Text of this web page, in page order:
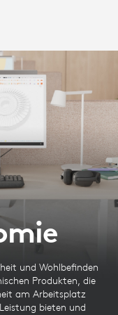
und Wohlbefinden
Produkten, die
am Arbeitsplatz
bieten und